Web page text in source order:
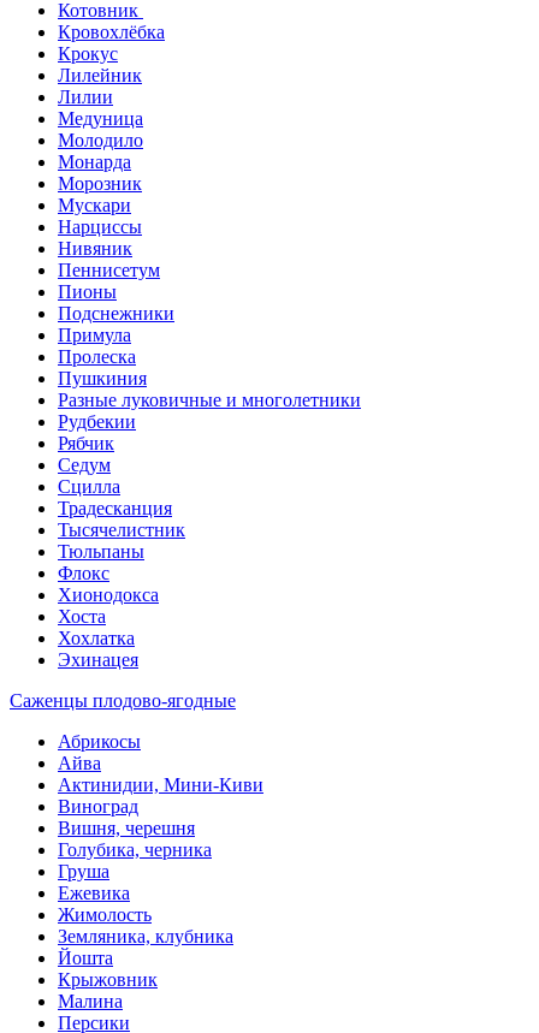
Котовник
Кровохлёбка
Крокус
Лилейник
Лилии
Медуница
Молодило
Монарда
Морозник
Мускари
Нарциссы
Нивяник
Пеннисетум
Пионы
Подснежники
Примула
Пролеска
Пушкиния
Разные луковичные и многолетники
Рудбекии
Рябчик
Седум
Сцилла
Традесканция
Тысячелистник
Тюльпаны
Флокс
Хионодокса
Хоста
Хохлатка
Эхинацея
Саженцы плодово-ягодные
Абрикосы
Айва
Актинидии, Мини-Киви
Виноград
Вишня, черешня
Голубика, черника
Груша
Ежевика
Жимолость
Земляника, клубника
Йошта
Крыжовник
Малина
Персики